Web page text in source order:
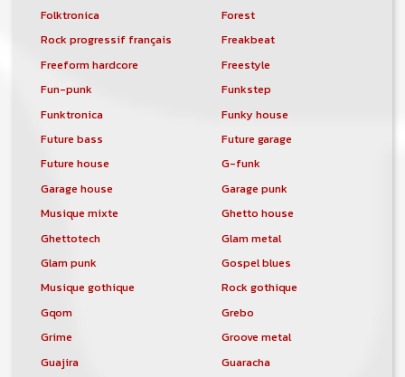
Folktronica
Forest
Rock progressif français
Freakbeat
Freeform hardcore
Freestyle
Fun-punk
Funkstep
Funktronica
Funky house
Future bass
Future garage
Future house
G-funk
Garage house
Garage punk
Musique mixte
Ghetto house
Ghettotech
Glam metal
Glam punk
Gospel blues
Musique gothique
Rock gothique
Gqom
Grebo
Grime
Groove metal
Guajira
Guaracha
de soit que l'ensemble de la
comptabilité sera totalement publique
Un nouveau service de petites annonces
site. Ce service permet, lorsque vous
êtes musiciens ou un groupe, un
orchestre, DJ, etc... de chercher un/des
un DJ, etc...